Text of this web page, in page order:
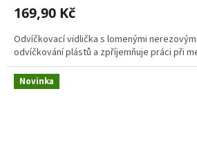
169,90 Kč
Odvíčkovací vidlička s lomenými
odvíčkování plástů a zpříjemňuje práci při
Novinka